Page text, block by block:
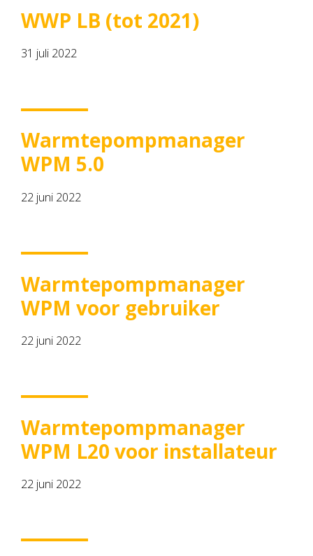
WWP LB (tot 2021)
31 juli 2022
Warmtepompmanager
WPM 5.0
22 juni 2022
Warmtepompmanager
WPM voor gebruiker
22 juni 2022
Warmtepompmanager
WPM L20 voor installateur
22 juni 2022